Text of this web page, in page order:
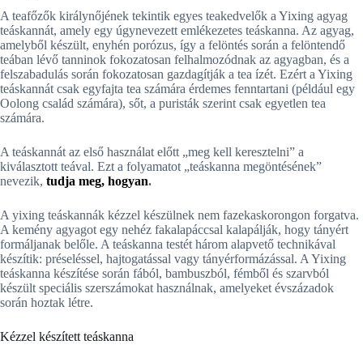
A teafőzők királynőjének tekintik egyes teakedvelők a Yixing agyag
teáskannát, amely egy úgynevezett emlékezetes teáskanna. Az agyag,
amelyből készült, enyhén porózus, így a felöntés során a felöntendő
teában lévő tanninok fokozatosan felhalmozódnak az agyagban, és a
felszabadulás során fokozatosan gazdagítják a tea ízét. Ezért a Yixing
teáskannát csak egyfajta tea számára érdemes fenntartani (például egy
Oolong család számára), sőt, a puristák szerint csak egyetlen tea
számára.
A teáskannát az első használat előtt „meg kell keresztelni” a
kiválasztott teával. Ezt a folyamatot „teáskanna megöntésének”
nevezik, tudja meg, hogyan.
A yixing teáskannák kézzel készülnek nem fazekaskorongon forgatva.
A kemény agyagot egy nehéz fakalapáccsal kalapálják, hogy tányért
formáljanak belőle. A teáskanna testét három alapvető technikával
készítik: préseléssel, hajtogatással vagy tányérformázással. A Yixing
teáskanna készítése során fából, bambuszból, fémből és szarvból
készült speciális szerszámokat használnak, amelyeket évszázadok
során hoztak létre.
Kézzel készített teáskanna